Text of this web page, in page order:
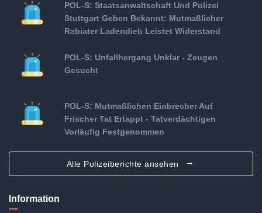
POL-S: Staatsanwaltschaft Und Polizei
Stuttgart Geben Bekannt: Mutmaßlicher
Rabiater Ladendieb Leistet Widerstand
POL-S: Unfallhergang Unklar - Zeugen
Gesucht
POL-S: Mutmaßlichen Einbrecher Auf
Frischer Tat Ertappt - Tatverdächtigen
Vorläufig Festgenommen
Alle Polizeiberichte ansehen
Information